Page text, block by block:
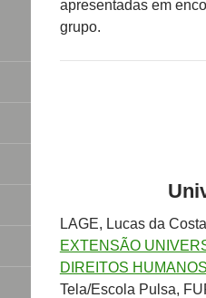
apresentadas em
grupo.
LAGE, Lucas da
EXTENSÃO
DIREITOS
Tela/Escola Pulsa,